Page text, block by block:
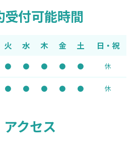
受付可能時間
火 水 木 金 土 日・祝
● ● ● ● ● 休
● ● ● ● ● 休
アクセス